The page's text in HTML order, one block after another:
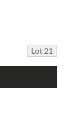
Lot 21